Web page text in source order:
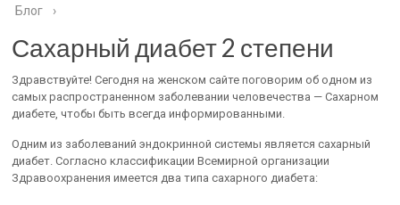
Блог ›
Сахарный диабет 2 степени
Здравствуйте! Сегодня на женском сайте поговорим об одном из
самых распространенном заболевании человечества — Сахарном
диабете, чтобы быть всегда информированными.
Одним из заболеваний эндокринной системы является сахарный
диабет. Согласно классификации Всемирной организации
Здравоохранения имеется два типа сахарного диабета: